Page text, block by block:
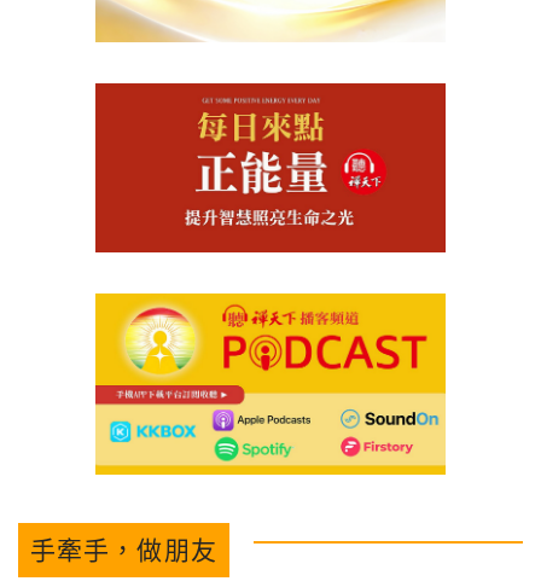
手牽手，做朋友